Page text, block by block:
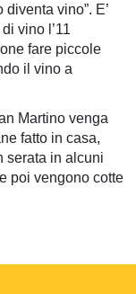
vino”. E’
vino l’11
fare piccole
il vino a
Martino venga
fatto in casa,
serata in alcuni
poi vengono cotte